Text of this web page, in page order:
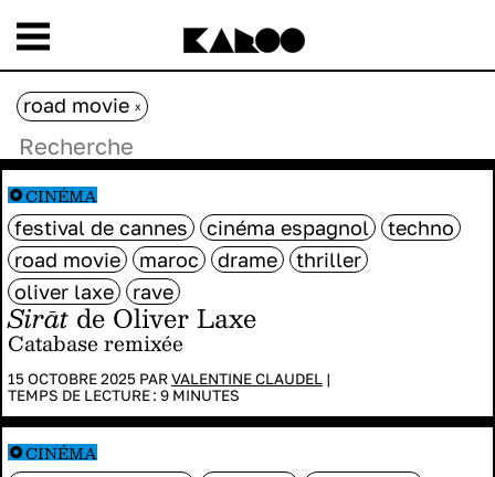
Sirātde Oliver Laxe
Catabase remixée
15 OCTOBRE 2025 PARVALENTINE CLAUDEL |
TEMPS DE LECTURE : 9 MINUTES
festival de cannes cinéma espagnol
techno
road movie
maroc drame
thriller
oliver laxe
rave
CINÉMA
CINÉMA
road movie x